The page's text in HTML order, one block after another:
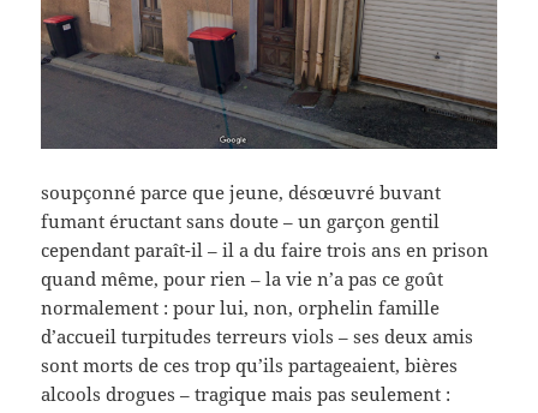
soupçonné parce que jeune, désœuvré buvant
fumant éructant sans doute – un garçon gentil
cependant paraît-il – il a du faire trois ans en prison
quand même, pour rien – la vie n’a pas ce goût
normalement : pour lui, non, orphelin famille
d’accueil turpitudes terreurs viols – ses deux amis
sont morts de ces trop qu’ils partageaient, bières
alcools drogues – tragique mais pas seulement :